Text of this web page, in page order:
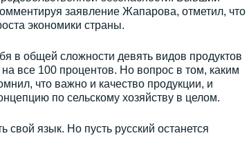
заявление Жапарова, отметил, что
экономики страны.
в общей сложности девять видов продуктов
все 100 процентов. Но вопрос в том, каким
что важно и качество продукции, и
по сельскому хозяйству в целом.
язык. Но пусть русский останется